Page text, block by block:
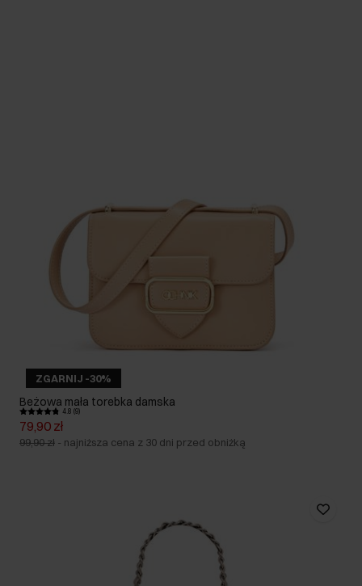
ZGARNIJ -30%
Beżowa mała torebka damska
4.8 (9)
79,90 zł
99,90 zł - najniższa cena z 30 dni przed obniżką